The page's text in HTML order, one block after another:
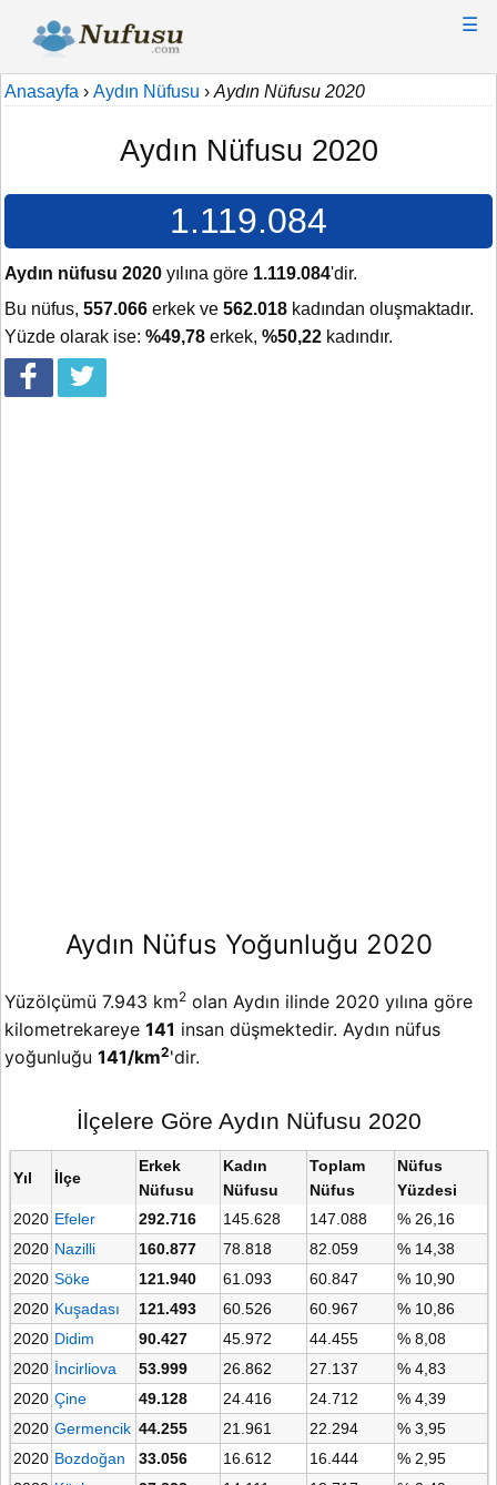
☰
Anasayfa › Aydın Nüfusu › Aydın Nüfusu 2020
Aydın Nüfusu 2020
1.119.084
Aydın nüfusu 2020 yılına göre 1.119.084'dir.
Bu nüfus, 557.066 erkek ve 562.018 kadından oluşmaktadır.
Yüzde olarak ise: %49,78 erkek, %50,22 kadındır.
Aydın Nüfus Yoğunluğu 2020
Yüzölçümü 7.943 km2 olan Aydın ilinde 2020 yılına göre
kilometrekareye 141 insan düşmektedir. Aydın nüfus
yoğunluğu 141/km2'dir.
İlçelere Göre Aydın Nüfusu 2020
Yıl İlçe
Erkek
Nüfusu
Kadın
Nüfusu
Toplam
Nüfus
Nüfus
Yüzdesi
2020 Efeler 292.716 145.628 147.088
% 26,16
2020 Nazilli 160.877 78.818 82.059
% 14,38
2020 Söke 121.940 61.093 60.847
% 10,90
2020 Kuşadası 121.493 60.526 60.967
% 10,86
2020 Didim 90.427 45.972 44.455
% 8,08
2020 İncirliova 53.999 26.862 27.137
% 4,83
2020 Çine 49.128 24.416 24.712
% 4,39
2020 Germencik 44.255 21.961 22.294
% 3,95
2020 Bozdoğan 33.056 16.612 16.444
% 2,95